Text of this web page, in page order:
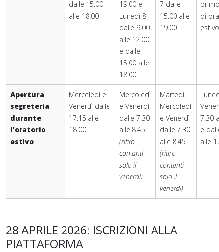
dalle 15.00
alle 18.00
19.00 e
Lunedì 8
dalle 9.00
alle 12.00
e dalle
15.00 alle
18.00
7 dalle
15.00 alle
19.00
di
estivo
Apertura
segreteria
durante
l'oratorio
estivo
Mercoledì e
Venerdì dalle
17.15 alle
18.00
Mercoledì
e Venerdì
dalle 7.30
alle 8.45
(ritiro
contanti
solo il
venerdì)
Martedì,
Mercoledì
e Venerdì
dalle 7.30
alle 8.45
(ritiro
contanti
solo il
venerdì)
7.30
e
alle
28 APRILE 2026: ISCRIZIONI ALLA
PIATTAFORMA